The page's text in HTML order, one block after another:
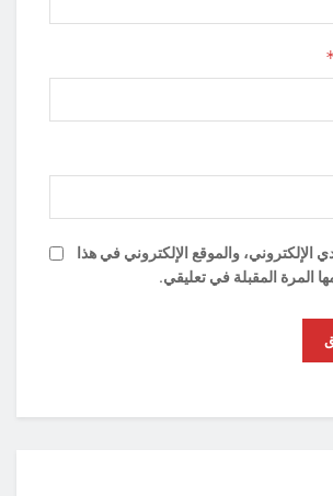
والموقع الإلكتروني في هذا
المرة المقبلة في تعليقي.